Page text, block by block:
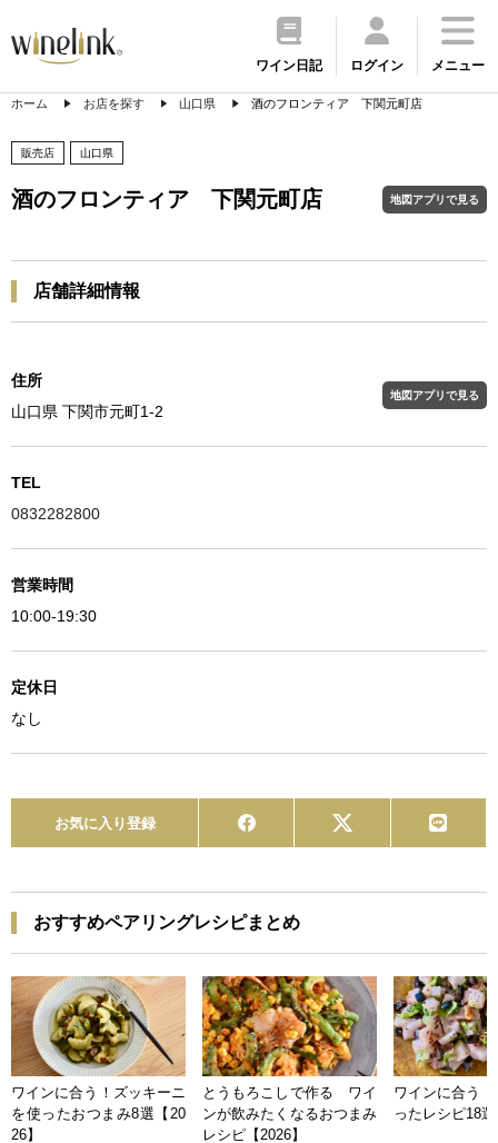
ワイン日記 ログイン メニュー
ホーム お店を探す 山口県 酒のフロンティア 下関元町店
販売店 山口県
酒のフロンティア 下関元町店 地図アプリで見る
店舗詳細情報
住所
山口県 下関市元町1-2
地図アプリで見る
TEL
0832282800
営業時間
10:00-19:30
定休日
なし
お気に入り登録
おすすめペアリングレシピまとめ
ワインに合う！ズッキーニ
を使ったおつまみ8選【20
26】
とうもろこしで作る ワイ
ンが飲みたくなるおつまみ
レシピ【2026】
ワインに合う
ったレシピ18